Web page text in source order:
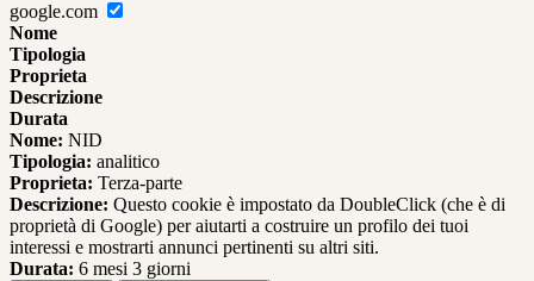
google.com
Nome
Tipologia
Proprieta
Descrizione
Durata
Nome: NID
Tipologia: analitico
Proprieta: Terza-parte
Descrizione: Questo cookie è impostato da DoubleClick (che è di
proprietà di Google) per aiutarti a costruire un profilo dei tuoi
interessi e mostrarti annunci pertinenti su altri siti.
Durata: 6 mesi 3 giorni